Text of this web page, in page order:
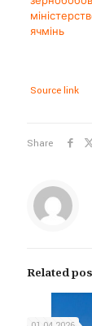
ячмінь
Source link
Share
Related